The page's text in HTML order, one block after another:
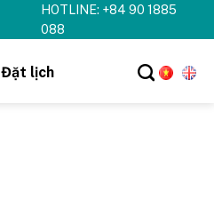
HOTLINE: +84 90 1885
088
Đặt lịch